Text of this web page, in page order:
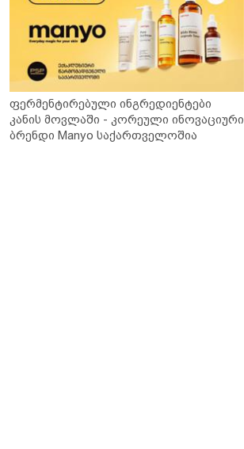
ფერმენტირებული ინგრედიენტები
კანის მოვლაში - კორეული ინოვაციური
ბრენდი Manyo საქართველოშია